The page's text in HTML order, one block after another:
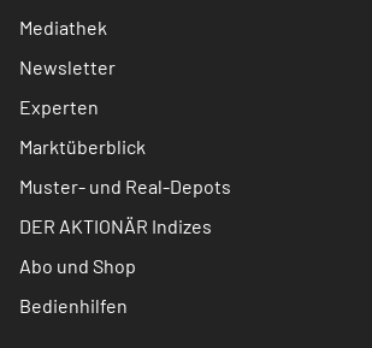
Mediathek
Newsletter
Experten
Marktüberblick
Muster- und Real-Depots
DER AKTIONÄR Indizes
Abo und Shop
Bedienhilfen